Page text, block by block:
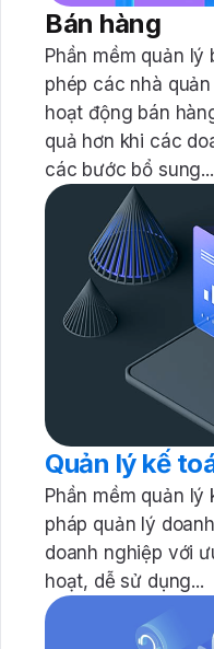
Bán hàng
Phần mềm quản lý
phép các nhà
hoạt động bán
quả hơn khi các
các bước bổ sung...
Quản lý kế
Phần mềm quản lý
pháp quản lý
doanh nghiệp với
hoạt, dễ sử dụng...